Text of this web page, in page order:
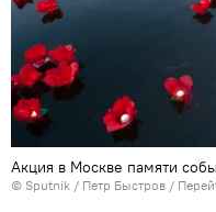
Акция в Москве памяти
© Sputnik / Петр Быстров /